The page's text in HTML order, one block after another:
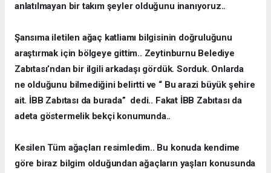
anlatılmayan bir takım şeyler olduğunu inanıyoruz..
Şansıma iletilen ağaç katliamı bilgisinin doğruluğunu
araştırmak için bölgeye gittim.. Zeytinburnu Belediye
Zabıtası’ndan bir ilgili arkadaşı gördük. Sorduk. Onlarda
ne olduğunu bilmediğini belirtti ve “ Bu arazi büyük şehire
ait. İBB Zabıtası da burada” dedi.. Fakat İBB Zabıtası da
adeta göstermelik bekçi konumunda..
Kesilen Tüm ağaçları resimledim.. Bu konuda kendime
göre biraz bilgim olduğundan ağaçların yaşları konusunda